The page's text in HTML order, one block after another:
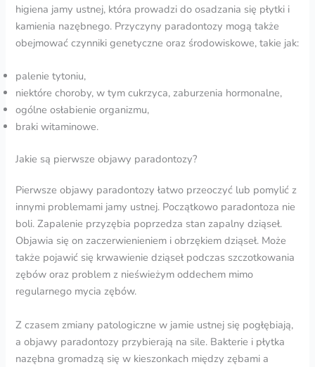
higiena jamy ustnej, która prowadzi do osadzania się płytki i
kamienia nazębnego. Przyczyny paradontozy mogą także
obejmować czynniki genetyczne oraz środowiskowe, takie jak:
palenie tytoniu,
niektóre choroby, w tym cukrzyca, zaburzenia hormonalne,
ogólne osłabienie organizmu,
braki witaminowe.
Jakie są pierwsze objawy paradontozy?
Pierwsze objawy paradontozy łatwo przeoczyć lub pomylić z
innymi problemami jamy ustnej. Początkowo paradontoza nie
boli. Zapalenie przyzębia poprzedza stan zapalny dziąseł.
Objawia się on zaczerwienieniem i obrzękiem dziąseł. Może
także pojawić się krwawienie dziąseł podczas szczotkowania
zębów oraz problem z nieświeżym oddechem mimo
regularnego mycia zębów.
Z czasem zmiany patologiczne w jamie ustnej się pogłębiają,
a objawy paradontozy przybierają na sile. Bakterie i płytka
nazębna gromadzą się w kieszonkach między zębami a